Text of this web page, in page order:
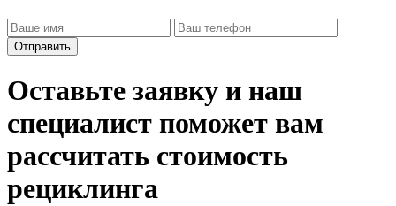
Оставьте заявку и наш
специалист поможет вам
рассчитать стоимость
рециклинга